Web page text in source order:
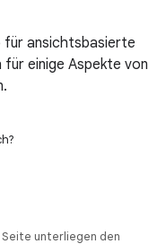
für ansichtsbasierte
einige Aspekte von
unterliegen den